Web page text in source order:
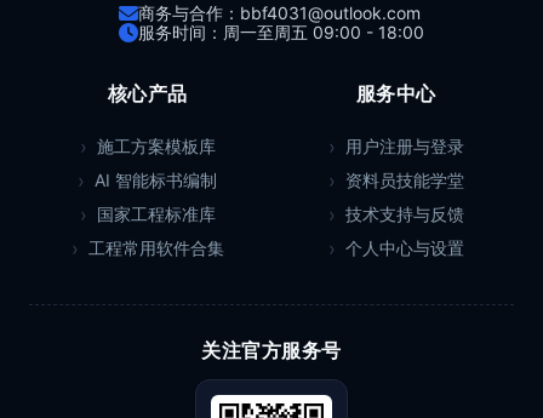
商务与合作：bbf4031@outlook.com
服务时间：周一至周五 09:00 - 18:00
核心产品
施工方案模板库
AI 智能标书编制
国家工程标准库
工程常用软件合集
服务中心
用户注册与登录
资料员技能学堂
技术支持与反馈
个人中心与设置
关注官方服务号